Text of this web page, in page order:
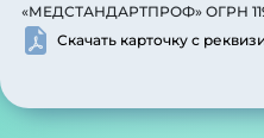
«МЕДСТАНДАРТПРОФ» ОГРН
Скачать карточку с